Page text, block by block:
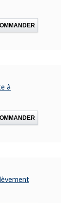
à